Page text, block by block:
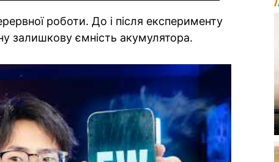
роботи. До і після експерименту
залишкову ємність акумулятора.